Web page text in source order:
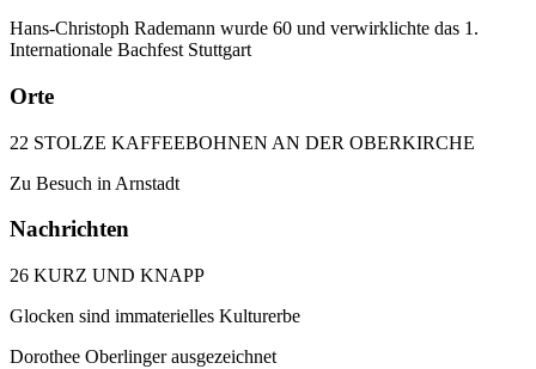
Hans-Christoph Rademann wurde 60 und verwirklichte das 1.
Internationale Bachfest Stuttgart
Orte
22 STOLZE KAFFEEBOHNEN AN DER OBERKIRCHE
Zu Besuch in Arnstadt
Nachrichten
26 KURZ UND KNAPP
Glocken sind immaterielles Kulturerbe
Dorothee Oberlinger ausgezeichnet